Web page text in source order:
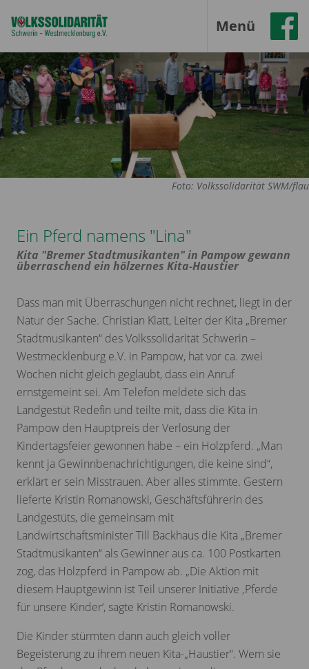
Menü
Foto: Volkssolidarität SWM/flau
Ein Pferd namens "Lina"
Kita "Bremer Stadtmusikanten" in Pampow gewann
überraschend ein hölzernes Kita-Haustier
Dass man mit Überraschungen nicht rechnet, liegt in der
Natur der Sache. Christian Klatt, Leiter der Kita „Bremer
Stadtmusikanten“ des Volkssolidarität Schwerin –
Westmecklenburg e.V. in Pampow, hat vor ca. zwei
Wochen nicht gleich geglaubt, dass ein Anruf
ernstgemeint sei. Am Telefon meldete sich das
Landgestüt Redefin und teilte mit, dass die Kita in
Pampow den Hauptpreis der Verlosung der
Kindertagsfeier gewonnen habe – ein Holzpferd. „Man
kennt ja Gewinnbenachrichtigungen, die keine sind“,
erklärt er sein Misstrauen. Aber alles stimmte. Gestern
lieferte Kristin Romanowski, Geschäftsführerin des
Landgestüts, die gemeinsam mit
Landwirtschaftsminister Till Backhaus die Kita „Bremer
Stadtmusikanten“ als Gewinner aus ca. 100 Postkarten
zog, das Holzpferd in Pampow ab. „Die Aktion mit
diesem Hauptgewinn ist Teil unserer Initiative ‚Pferde
für unsere Kinder‘, sagte Kristin Romanowski.
Die Kinder stürmten dann auch gleich voller
Begeisterung zu ihrem neuen Kita-„Haustier“. Wem sie